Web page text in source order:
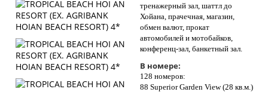
тренажерный зал, шаттл до
Хойана, прачечная, магазин,
обмен валют, прокат
автомобилей и мотобайков,
конференц-зал, банкетный зал.
В номере:
128 номеров:
88 Superior Garden View (28 кв.м.)